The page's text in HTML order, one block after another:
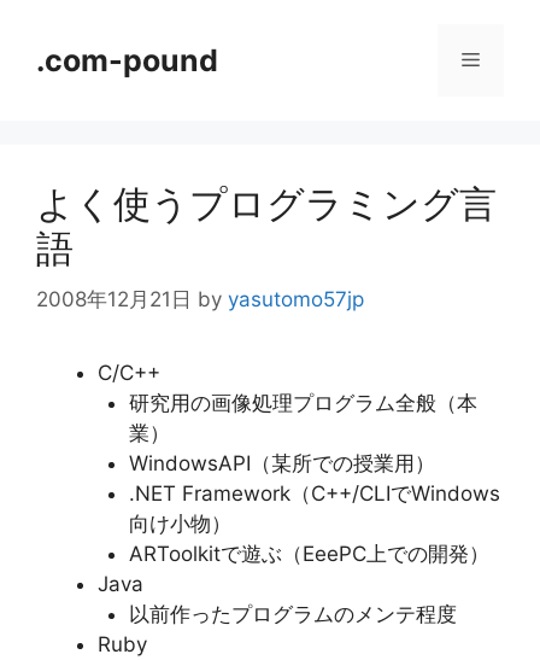
.com-pound メ
ュ
よく使うプログラミング言
語
2008年12月21日 by yasutomo57jp
C/C++
研究用の画像処理プログラム全般（本
業）
WindowsAPI（某所での授業用）
.NET Framework（C++/CLIでWindows
向け小物）
ARToolkitで遊ぶ（EeePC上での開発）
Java
以前作ったプログラムのメンテ程度
Ruby